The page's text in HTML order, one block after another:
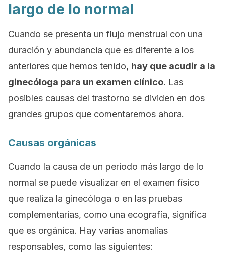
largo de lo normal
Cuando se presenta un flujo menstrual con una
duración y abundancia que es diferente a los
anteriores que hemos tenido, hay que acudir a la
ginecóloga para un examen clínico. Las
posibles causas del trastorno se dividen en dos
grandes grupos que comentaremos ahora.
Causas orgánicas
Cuando la causa de un periodo más largo de lo
normal se puede visualizar en el examen físico
que realiza la ginecóloga o en las pruebas
complementarias, como una ecografía, significa
que es orgánica. Hay varias anomalías
responsables, como las siguientes: